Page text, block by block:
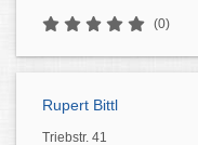
(0)
Rupert Bittl
Triebstr. 41